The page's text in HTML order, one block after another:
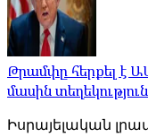
Թրամփը հերքել է
մասին
Իսրայելական